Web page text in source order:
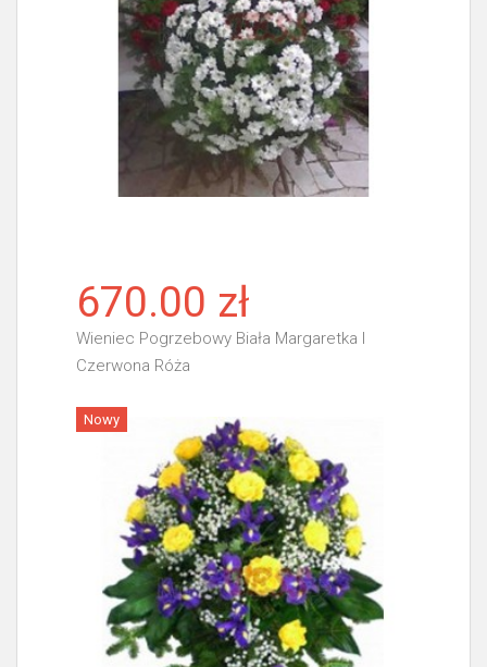
670.00 zł
Wieniec Pogrzebowy Biała Margaretka I
Czerwona Róża
Więcej
Nowy